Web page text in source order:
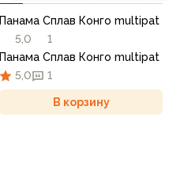
Панама Сплав Конго multipat
5,0
1
Панама Сплав Конго multipat
5,0
1
В корзину